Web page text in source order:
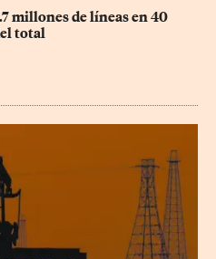
millones de líneas en 40
total